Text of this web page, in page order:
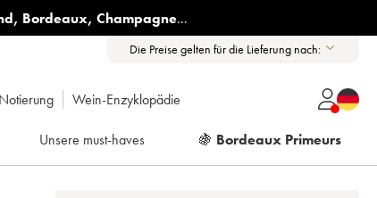
, Bordeaux, Champagne...
Die Preise gelten für die Lieferung nach:
Wein-Enzyklopädie
Unsere must-haves 🍇 Bordeaux Primeurs